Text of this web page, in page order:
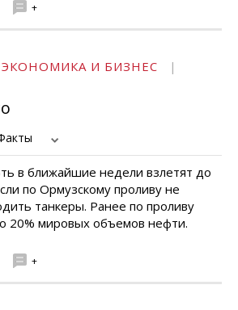
+
ЭКОНОМИКА И БИЗНЕС
|
в ближайшие недели взлетят до
по Ормузскому проливу не
танкеры. Ранее по проливу
20% мировых объемов нефти.
+